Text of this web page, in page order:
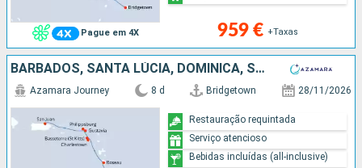
Pague em 4X 959 € +Taxas
BARBADOS, SANTA LÚCIA, DOMINICA, SÃO MARTINHO, FRANÇA, PORTO RICO
Azamara Journey 8 d Bridgetown 28/11/2026
Restauração requintada
Serviço atencioso
Bebidas incluídas (all-inclusive)